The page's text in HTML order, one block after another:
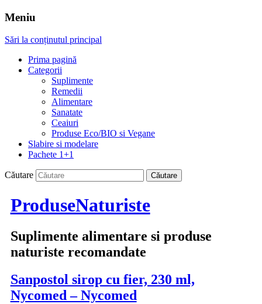
Meniu
Sări la conținutul principal
Prima pagină
Categorii
Suplimente
Remedii
Alimentare
Sanatate
Ceaiuri
Produse Eco/BIO si Vegane
Slabire si modelare
Pachete 1+1
Căutare
ProduseNaturiste
Suplimente alimentare si produse
naturiste recomandate
Sanpostol sirop cu fier, 230 ml,
Nycomed – Nycomed